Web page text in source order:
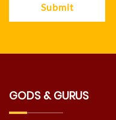
Submit
GODS & GURUS